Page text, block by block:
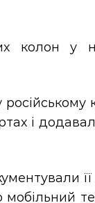
колон у
і